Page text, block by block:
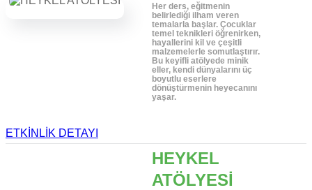
Her ders, eğitmenin
belirlediği ilham veren
temalarla başlar. Çocuklar
temel teknikleri öğrenirken,
hayallerini kil ve çeşitli
malzemelerle somutlaştırır.
Bu keyifli atölyede minik
eller, kendi dünyalarını üç
boyutlu eserlere
dönüştürmenin heyecanını
yaşar.
ETKİNLİK DETAYI
HEYKEL
ATÖLYESİ